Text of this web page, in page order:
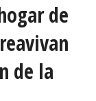
de
de la